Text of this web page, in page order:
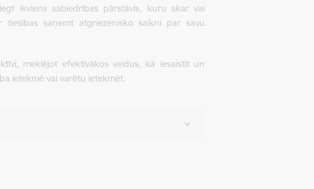
ikviens sabiedrības pārstāvis, kuru skar vai
tiesības saņemt atgriezenisko saikni par savu
meklējot efektīvākos veidus, kā iesaistīt un
ietekmē vai varētu ietekmēt.